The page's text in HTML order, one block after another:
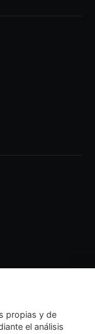
propias y de
el análisis